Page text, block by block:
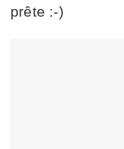
prête :-)